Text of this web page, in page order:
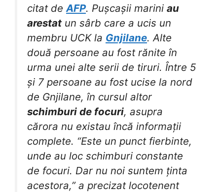
citat de AFP. Pușcașii marini au
arestat un sârb care a ucis un
membru UCK la Gnjilane. Alte
două persoane au fost rănite în
urma unei alte serii de tiruri. Între 5
și 7 persoane au fost ucise la nord
de Gnjilane, în cursul altor
schimburi de focuri, asupra
cărora nu existau încă informații
complete. “Este un punct fierbinte,
unde au loc schimburi constante
de focuri. Dar nu noi suntem ținta
acestora,” a precizat locotenent